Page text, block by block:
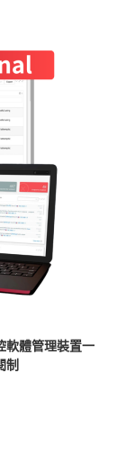
體管理裝置一
制